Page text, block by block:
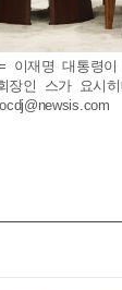
이재명 대통령
장인 스가 요시